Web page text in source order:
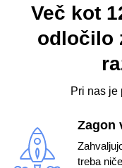
Več kot
odločilo
Pri nas je
Zagon
treba